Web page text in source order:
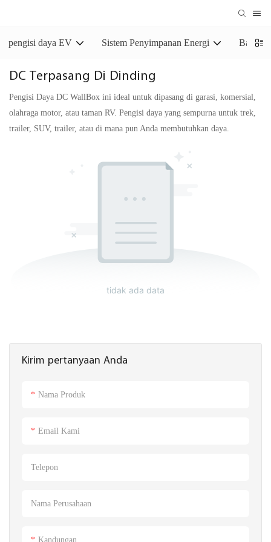
pengisi daya EV Sistem Penyimpanan Energi Baterai
DC Terpasang Di Dinding
Pengisi Daya DC WallBox ini ideal untuk dipasang di garasi, komersial,
olahraga motor, atau taman RV. Pengisi daya yang sempurna untuk trek,
trailer, SUV, trailer, atau di mana pun Anda membutuhkan daya.
Kirim pertanyaan Anda
Nama Produk
Email Kami
Telepon
Nama Perusahaan
Kandungan
tidak ada data